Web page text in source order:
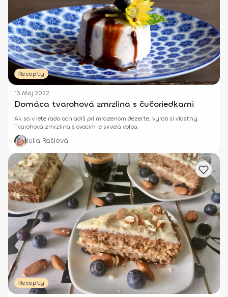
Recepty
13 Máj 2022
Domáca tvarohová zmrzlina s čučoriedkami
Ak sa v lete rada ochladíš pri mrazenom dezerte, vyrob si vlastný.
Tvarohová zmrzlina s ovocím je skvelá voľba.
Júlia Rašlová
Recepty